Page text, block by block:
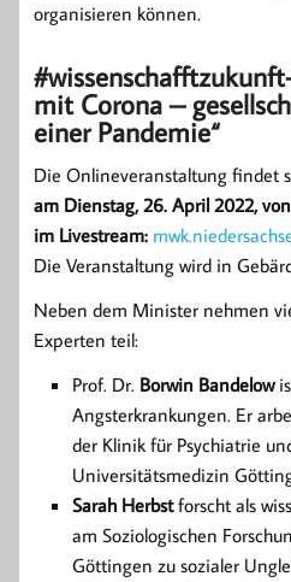
organisieren können.
mit Corona –
einer Pandemie“
Die Onlineveranstaltung findet
am Dienstag, 26. April 2022,
im Livestream:
Die Veranstaltung wird in
Neben dem Minister nehmen
Experten teil:
Prof. Dr. Borwin Bandelow
Angsterkrankungen. Er
der Klinik für Psychiatrie
Universitätsmedizin
Sarah Herbstforscht als
am Soziologischen
Göttingen zu sozialer